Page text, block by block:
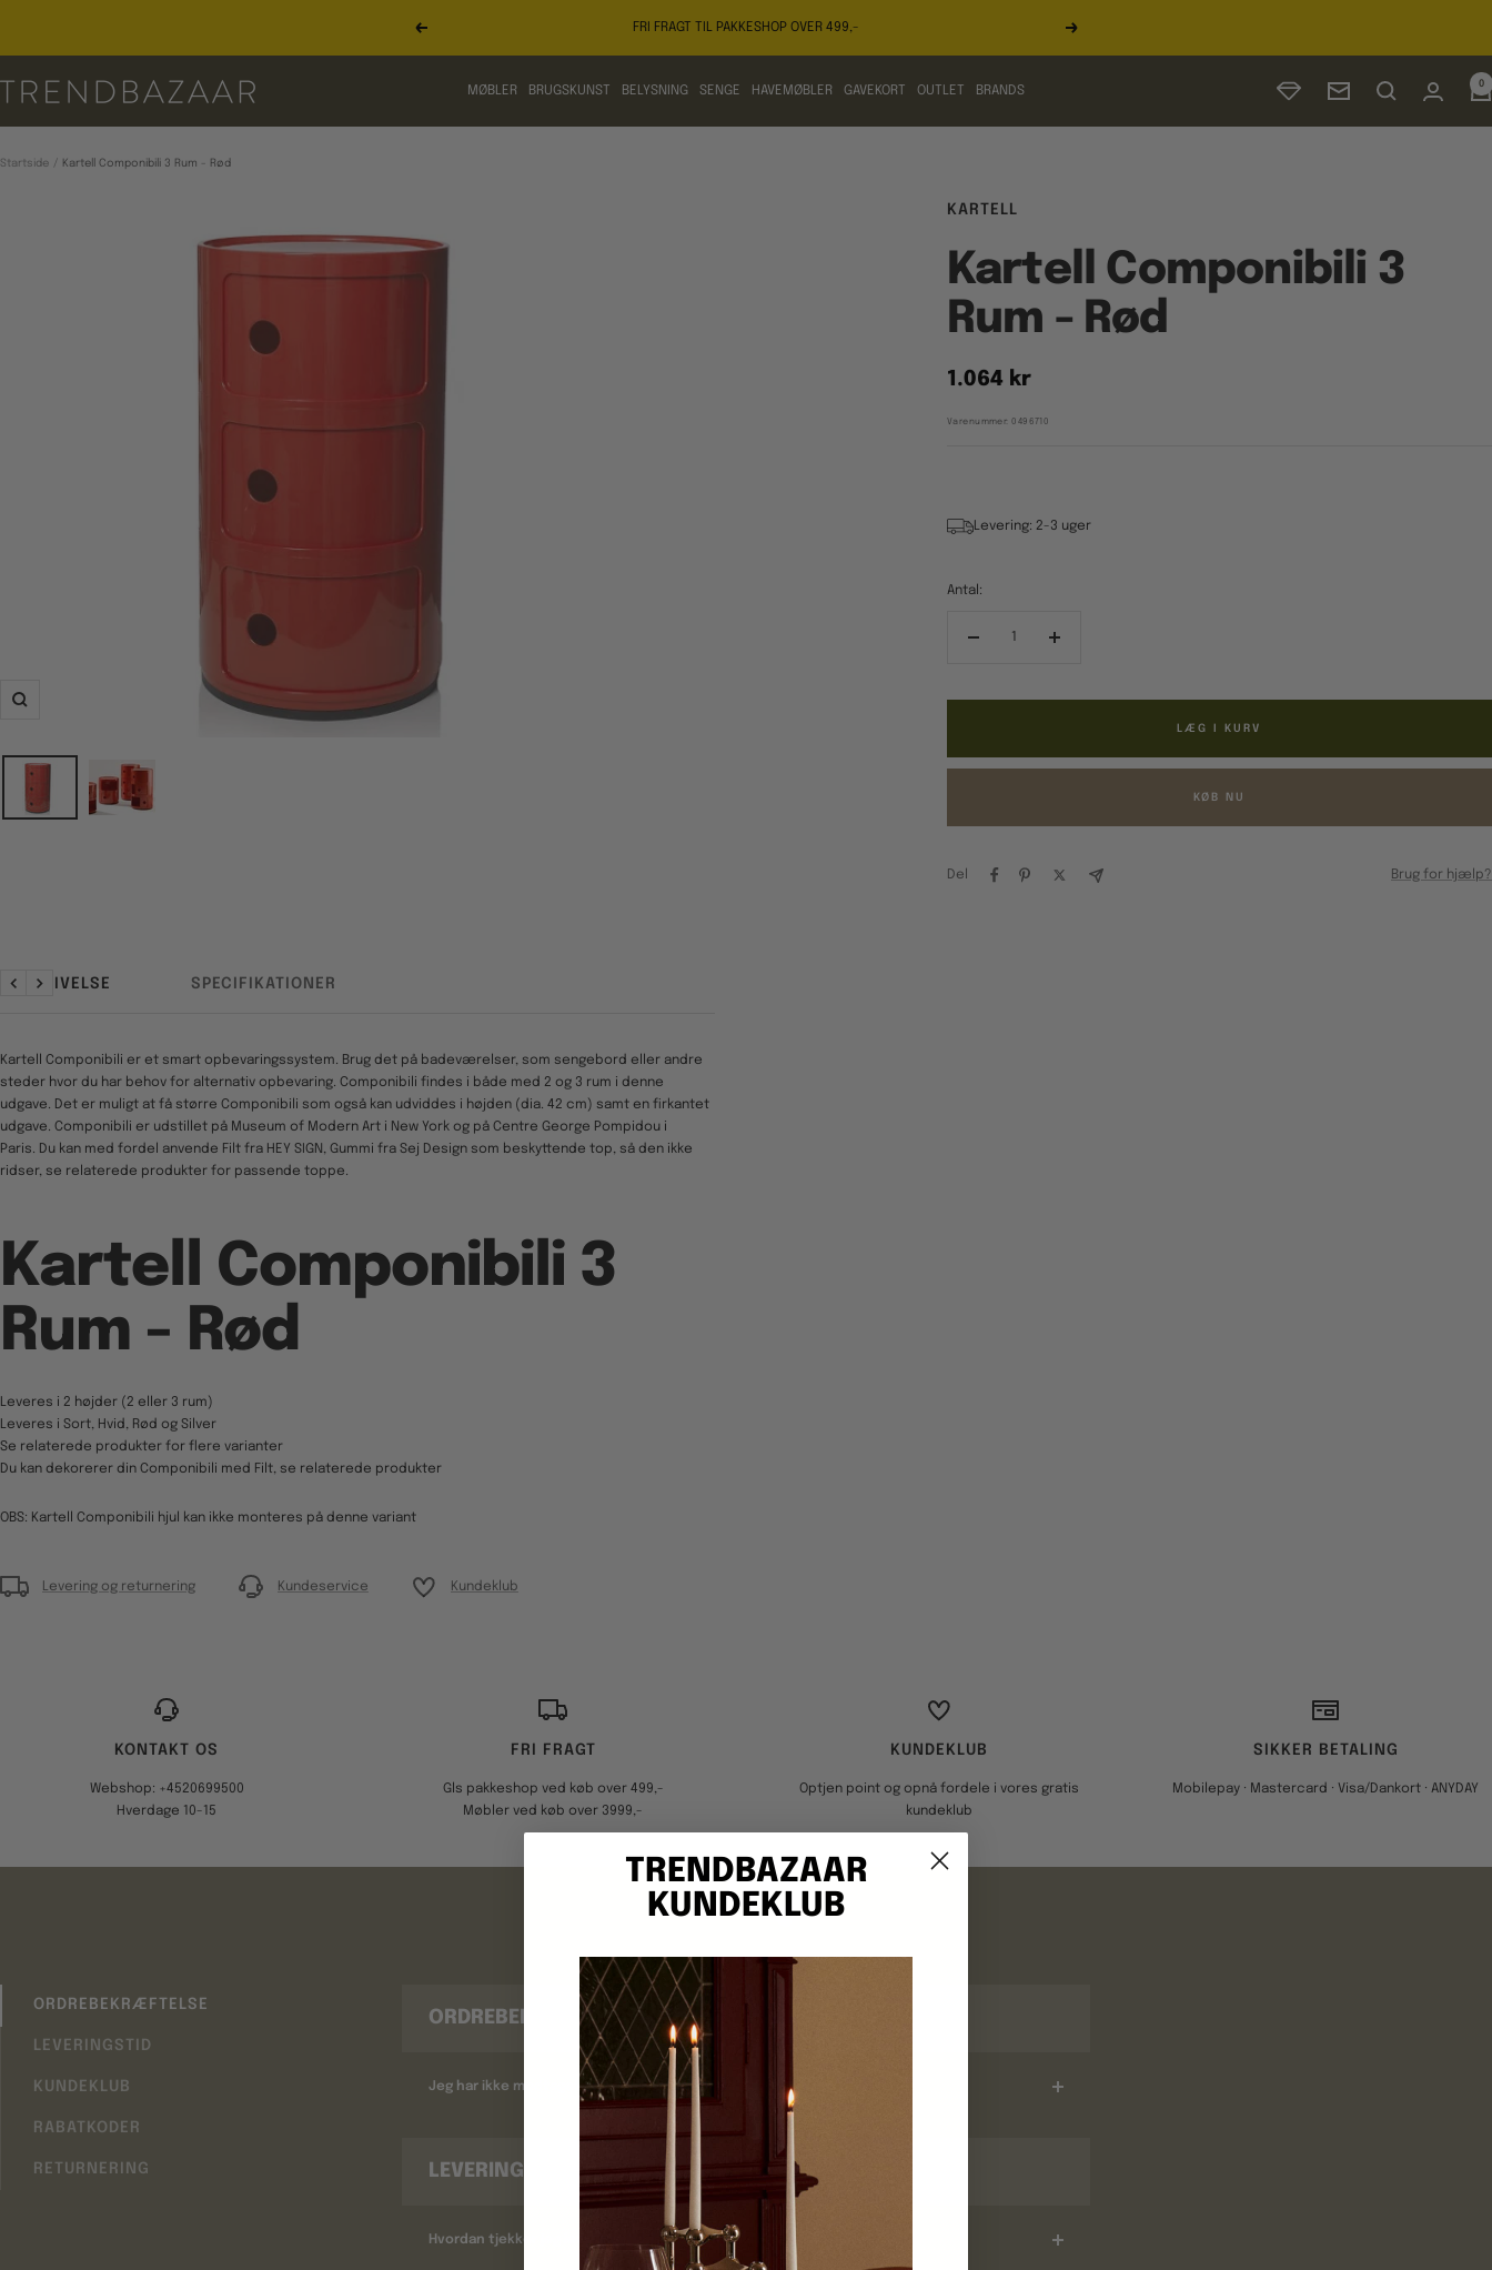
indhold
Forrige FRI FRAGT TIL PAKKESHOP OVER 499,- Næste
MØBLER BRUGSKUNST BELYSNING SENGE HAVEMØBLER GAVEKORT OUTLET BRANDS
TRENDBAZAAR Nyhedsbrev
0
Startside Kartell Componibili 3 Rum - Rød
Zoom
KARTELL
Kartell Componibili 3
Rum - Rød
Tilbudspris
1.064 kr
Varenummer:0496710
Levering: 2-3 uger
Antal:
Forøg
LÆG I KURV
KØB NU
Del Brug for hjælp?
BESKRIVELSE SPECIFIKATIONER
ForrigeNæste
Kartell Componibili er et smart opbevaringssystem. Brug det på badeværelser, som sengebord eller andre
steder hvor du har behov for alternativ opbevaring. Componibili findes i både med 2 og 3 rum i denne
udgave. Det er muligt at få større Componibili som også kan udviddes i højden (dia. 42 cm) samt en firkantet
udgave. Componibili er udstillet på Museum of Modern Art i New York og på Centre George Pompidou i
Paris. Du kan med fordel anvende Filt fra HEY SIGN, Gummi fra Sej Design som beskyttende top, så den ikke
ridser, se relaterede produkter for passende toppe.
Kartell Componibili 3
Rum - Rød
Leveres i 2 højder (2 eller 3 rum)
Leveres i Sort, Hvid, Rød og Silver
Se relaterede produkter for flere varianter
Du kan dekorerer din Componibili med Filt, se relaterede produkter
OBS: Kartell Componibili hjul kan ikke monteres på denne variant
Levering og returnering Kundeservice Kundeklub
KONTAKT OS
Webshop: +4520699500
Hverdage 10-15
FRI FRAGT
Gls pakkeshop ved køb over 499,-
Møbler ved køb over 3999,-
KUNDEKLUB
Optjen point og opnå fordele i vores gratis
kundeklub
SIKKER BETALING
Mobilepay · Mastercard · Visa/Dankort · ANYDAY
FAQ
ORDREBEKRÆFTELSE
LEVERINGSTID
KUNDEKLUB
RABATKODER
RETURNERING
ORDREBEKRÆFTELSE
Jeg har ikke modtaget en ordrebekræftelse ?
LEVERINGSTID
Hvordan tjekker jeg leveringstid ?
TRENDBAZAAR
KUNDEKLUB